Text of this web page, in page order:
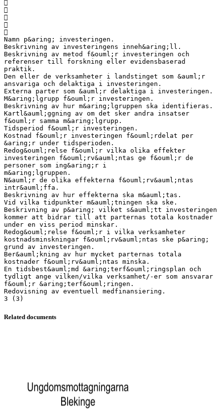





Namn p&aring; investeringen.
Beskrivning av investeringens inneh&aring;ll.
Beskrivning av metod f&ouml;r investeringen och
referenser till forskning eller evidensbaserad
praktik.
Den eller de verksamheter i landstinget som &auml;r
ansvariga och delaktiga i investeringen.
Externa parter som &auml;r delaktiga i investeringen.
M&aring;lgrupp f&ouml;r investeringen.
Beskrivning av hur m&aring;lgruppen ska identifieras.
Kartl&auml;ggning av om det sker andra insatser
f&ouml;r samma m&aring;lgrupp.
Tidsperiod f&ouml;r investeringen.
Kostnad f&ouml;r investeringen f&ouml;rdelat per
&aring;r under tidsperioden.
Redog&ouml;relse f&ouml;r vilka olika effekter
investeringen f&ouml;rv&auml;ntas ge f&ouml;r de
personer som ing&aring;r i
m&aring;lgruppen.
N&auml;r de olika effekterna f&ouml;rv&auml;ntas
intr&auml;ffa.
Beskrivning av hur effekterna ska m&auml;tas.
Vid vilka tidpunkter m&auml;tningen ska ske.
Beskrivning av p&aring; vilket s&auml;tt investeringen
kommer att bidrar till att parternas totala kostnader
under en viss period minskar.
Redog&ouml;relse f&ouml;r i vilka verksamheter
kostnadsminskningar f&ouml;rv&auml;ntas ske p&aring;
grund av investeringen.
Ber&auml;kning av hur mycket parternas totala
kostnader f&ouml;rv&auml;ntas minska.
En tidsbest&auml;md &aring;terf&ouml;ringsplan och
tydligt ange vilken/vilka verksamhet/-er som ansvarar
f&ouml;r &aring;terf&ouml;ringen.
Redovisning av eventuell medfinansiering.
Related documents